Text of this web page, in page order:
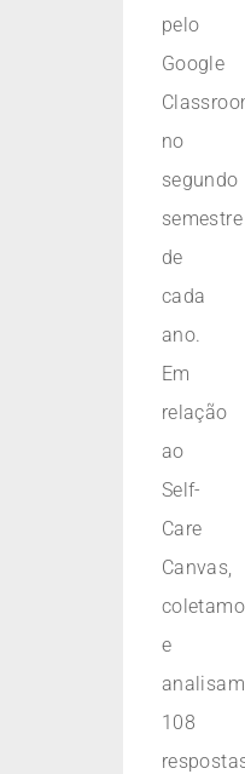
pelo
Google
no
segundo
semestre
de
cada
ano.
Em
relação
ao
Self-
Care
Canvas,
e
108